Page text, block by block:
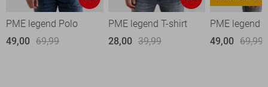
Zoso Broek
32,00 79,95
Only T-shirt
14,40 17,99
Geisha Broek
40,00 79,99
PME legend Polo
49,00 69,99
PME legend T-shirt
28,00 39,99
PME legend
49,00 69,99